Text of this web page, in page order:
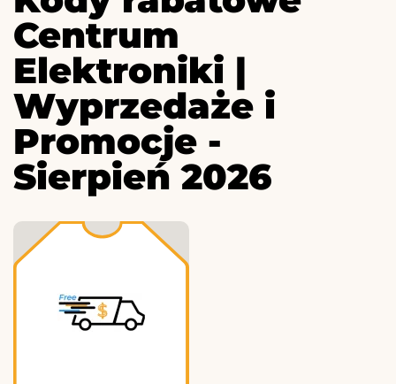
Centrum
Elektroniki |
Wyprzedaże i
Promocje -
Sierpień 2026